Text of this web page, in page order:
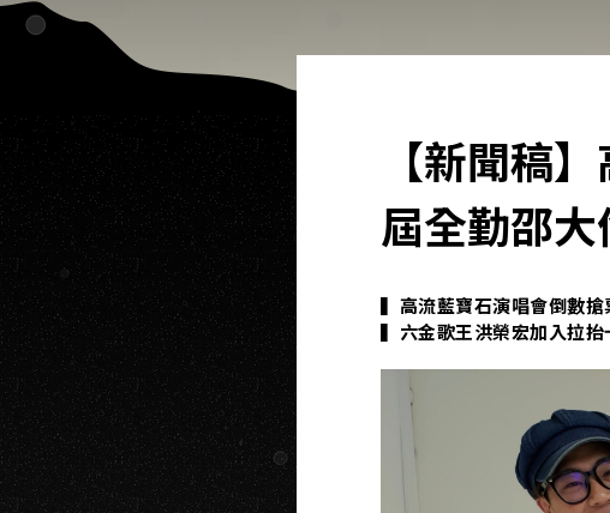
【新聞稿
屆全勤邵
▍高流藍寶石演唱會倒數
▍六金歌王洪榮宏加入拉